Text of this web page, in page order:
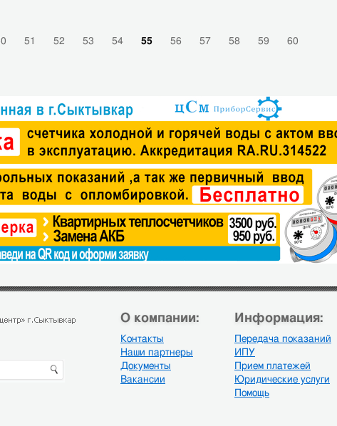
51 52 53 54 55 56 57 58 59
60
О компании:
Контакты
Наши партнеры
Документы
Вакансии
Информация:
Передача показаний
ИПУ
Прием платежей
Юридические услуги
Помощь